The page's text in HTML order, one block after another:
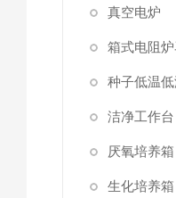
真空电炉
箱式电阻
种子低温
洁净工作台
厌氧培养箱
生化培养箱